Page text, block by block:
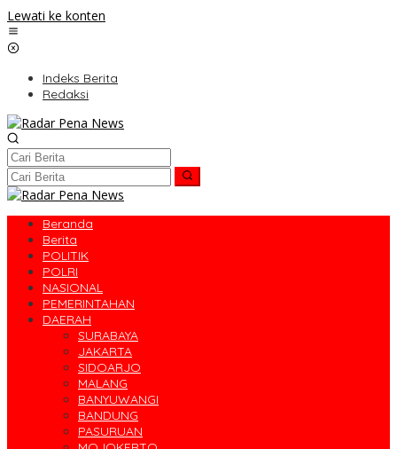
Lewati ke konten
Indeks Berita
Redaksi
Beranda
Berita
POLITIK
POLRI
NASIONAL
PEMERINTAHAN
DAERAH
SURABAYA
JAKARTA
SIDOARJO
MALANG
BANYUWANGI
BANDUNG
PASURUAN